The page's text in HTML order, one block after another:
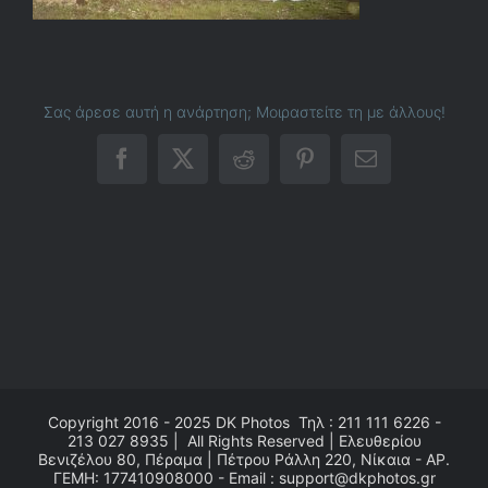
Σας άρεσε αυτή η ανάρτηση; Μοιραστείτε τη με άλλους!
Facebook
X RedditPinterestEmail
Copyright 2016 - 2025 DK PhotosΤηλ : 211 111 6226 -
213 027 8935 | All Rights Reserved | Ελευθερίου
Βενιζέλου 80, Πέραμα | Πέτρου Ράλλη 220, Νίκαια - ΑΡ.
ΓΕΜΗ: 177410908000 - Email : support@dkphotos.gr